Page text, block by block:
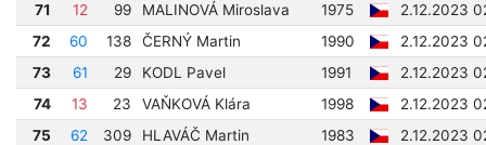
71
12 99 MALINOVÁ Miroslava 1975
2.12.2023
72
60 138 ČERNÝ Martin 1990
2.12.2023
73
61 29 KODL Pavel 1991
2.12.2023
74
13 23 VAŇKOVÁ Klára 1998
2.12.2023
75
62 309 HLAVÁČ Martin 1983
2.12.2023